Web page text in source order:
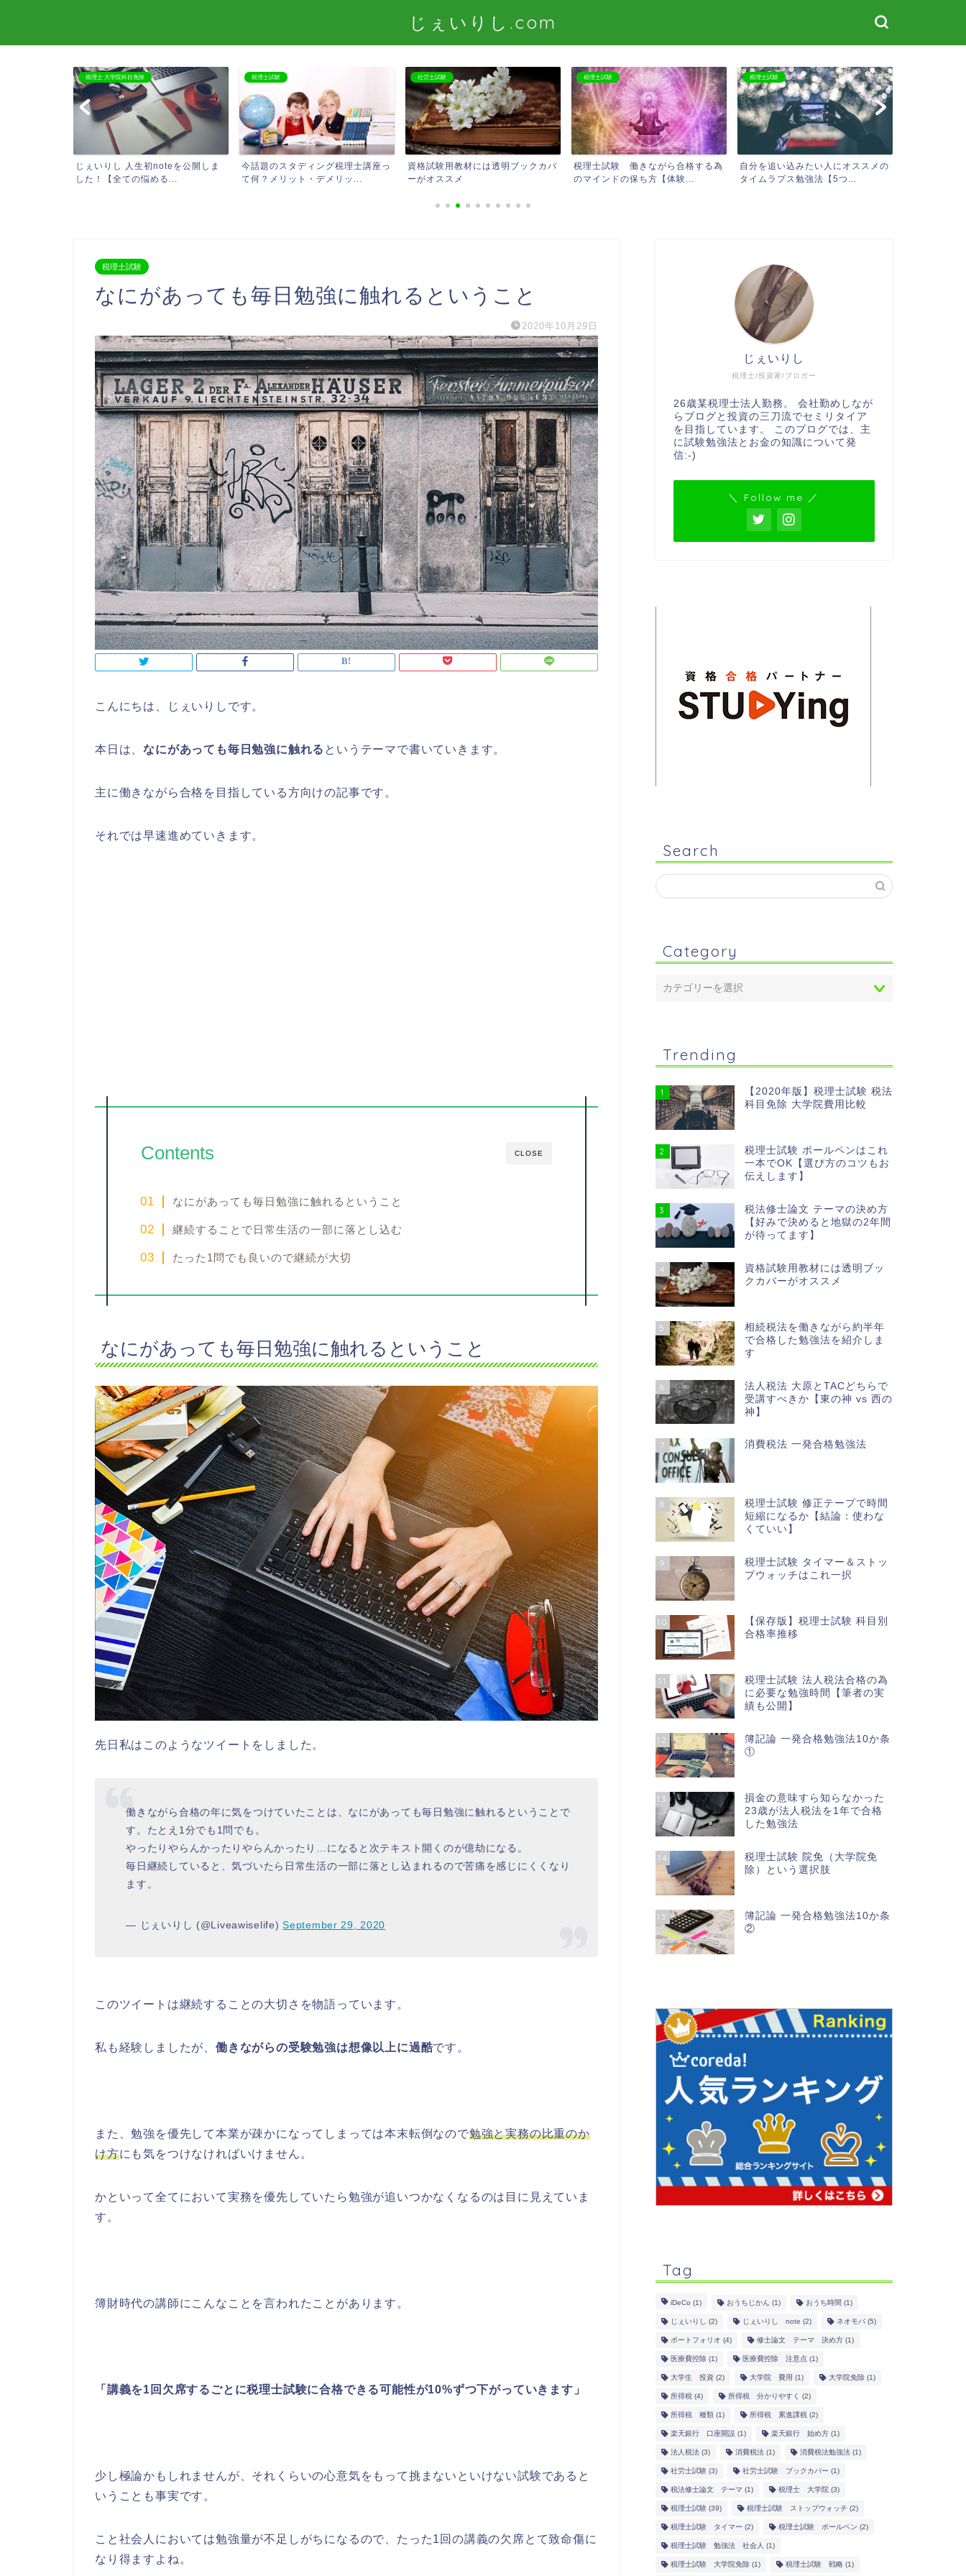
じぇいりし.com
税理士 大学院科目免除
じぇいりし 人生初noteを公開しま
した！【全ての悩める...
税理士試験
今話題のスタディング税理士講座っ
て何？メリット・デメリッ...
社労士試験
資格試験用教材には透明ブックカバ
ーがオススメ
税理士試験
税理士試験 働きながら合格する為
のマインドの保ち方【体験...
税理士試験
自分を追い込みたい人にオススメの
タイムラプス勉強法【5つ...
税理士試験
なにがあっても毎日勉強に触れるということ
2020年10月29日
こんにちは、じぇいりしです。
本日は、なにがあっても毎日勉強に触れる というテーマで書いていきます。
主に働きながら合格を目指している方向けの記事です。
それでは早速進めていきます。
CLOSE
Contents
なにがあっても毎日勉強に触れるということ
継続することで日常生活の一部に落とし込む
たった1問でも良いので継続が大切
なにがあっても毎日勉強に触れるということ
先日私はこのようなツイートをしました。
働きながら合格の年に気をつけていたことは、なにがあっても毎日勉強に触れるということで
す。たとえ1分でも1問でも。
やったりやらんかったりやらんかったり…になると次テキスト開くのが億劫になる。
毎日継続していると、気づいたら日常生活の一部に落とし込まれるので苦痛を感じにくくなり
ます。
— じぇいりし (@Liveawiselife)September 29, 2020
このツイートは継続することの大切さを物語っています。
私も経験しましたが、 働きながらの受験勉強は想像以上に過酷です。
また、勉強を優先して本業が疎かになってしまっては本末転倒なので勉強と実務の比重のか
け方にも気をつけなければいけません。
かといって全てにおいて実務を優先していたら勉強が追いつかなくなるのは目に見えていま
す。
簿財時代の講師にこんなことを言われたことがあります。
「講義を1回欠席するごとに税理士試験に合格できる可能性が10%ずつ下がっていきます」
少し極論かもしれませんが、それくらいの心意気をもって挑まないといけない試験であると
いうことも事実です。
こと社会人においては勉強量が不足しがちになるので、たった1回の講義の欠席とて致命傷に
なり得ますよね。
税理士/投資家/ブロガー
じぇいりし
26歳某税理士法人勤務。 会社勤めしなが
らブログと投資の三刀流でセミリタイア
を目指しています。 このブログでは、主
に試験勉強法とお金の知識について発
信:-)
＼ Follow me ／
Search
Category
Trending
1
【2020年版】税理士試験 税法
科目免除 大学院費用比較
2
税理士試験 ボールペンはこれ
一本でOK【選び方のコツもお
伝えします】
3
税法修士論文 テーマの決め方
【好みで決めると地獄の2年間
が待ってます】
4
資格試験用教材には透明ブッ
クカバーがオススメ
5
相続税法を働きながら約半年
で合格した勉強法を紹介しま
す
6
法人税法 大原とTACどちらで
受講すべきか【東の神 vs 西の
神】
7 消費税法 一発合格勉強法
8
税理士試験 修正テープで時間
短縮になるか【結論：使わな
くていい】
9
税理士試験 タイマー＆ストッ
プウォッチはこれ一択
10
【保存版】税理士試験 科目別
合格率推移
11
税理士試験 法人税法合格の為
に必要な勉強時間【筆者の実
績も公開】
12
簿記論 一発合格勉強法10か条
①
13
損金の意味すら知らなかった
23歳が法人税法を1年で合格
した勉強法
14
税理士試験 院免（大学院免
除）という選択肢
15
簿記論 一発合格勉強法10か条
②
Tag
iDeCo (1) おうちじかん (1) おうち時間 (1)
じぇいりし (2) じぇいりし note (2) ネオモバ(5)
ポートフォリオ (4) 修士論文 テーマ 決め方(1)
医療費控除(1) 医療費控除 注意点 (1)
大学生 投資(2) 大学院 費用 (1) 大学院免除(1)
所得税 (4) 所得税 分かりやすく (2)
所得税 種類(1) 所得税 累進課税 (2)
楽天銀行 口座開設 (1) 楽天銀行 始め方(1)
法人税法(3) 消費税法(1) 消費税法勉強法(1)
社労士試験(3) 社労士試験 ブックカバー (1)
税法修士論文 テーマ (1) 税理士 大学院(3)
税理士試験(39) 税理士試験 ストップウォッチ (2)
税理士試験 タイマー (2) 税理士試験 ボールペン (2)
税理士試験 勉強法 社会人 (1)
税理士試験 大学院免除(1) 税理士試験 戦略(1)